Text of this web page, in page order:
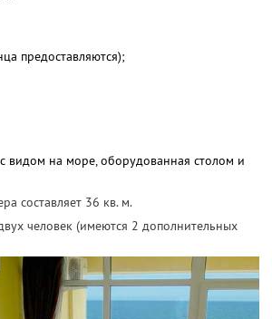
предоставляются);
видом на море, оборудованная столом и
составляет 36 кв. м.
человек (имеются 2 дополнительных